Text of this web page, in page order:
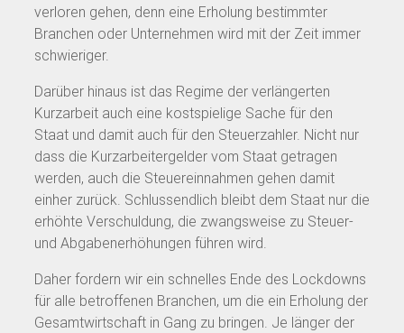
verloren gehen, denn eine Erholung bestimmter
Branchen oder Unternehmen wird mit der Zeit immer
schwieriger.
Darüber hinaus ist das Regime der verlängerten
Kurzarbeit auch eine kostspielige Sache für den
Staat und damit auch für den Steuerzahler. Nicht nur
dass die Kurzarbeitergelder vom Staat getragen
werden, auch die Steuereinnahmen gehen damit
einher zurück. Schlussendlich bleibt dem Staat nur die
erhöhte Verschuldung, die zwangsweise zu Steuer-
und Abgabenerhöhungen führen wird.
Daher fordern wir ein schnelles Ende des Lockdowns
für alle betroffenen Branchen, um die ein Erholung der
Gesamtwirtschaft in Gang zu bringen. Je länger der